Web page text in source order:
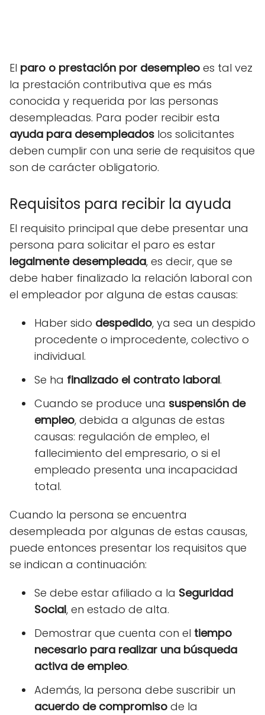
El paro o prestación por desempleo es tal vez
la prestación contributiva que es más
conocida y requerida por las personas
desempleadas. Para poder recibir esta
ayuda para desempleados los solicitantes
deben cumplir con una serie de requisitos que
son de carácter obligatorio.
Requisitos para recibir la ayuda
El requisito principal que debe presentar una
persona para solicitar el paro es estar
legalmente desempleada, es decir, que se
debe haber finalizado la relación laboral con
el empleador por alguna de estas causas:
Haber sido despedido, ya sea un despido
procedente o improcedente, colectivo o
individual.
Se ha finalizado el contrato laboral.
Cuando se produce una suspensión de
empleo, debida a algunas de estas
causas: regulación de empleo, el
fallecimiento del empresario, o si el
empleado presenta una incapacidad
total.
Cuando la persona se encuentra
desempleada por algunas de estas causas,
puede entonces presentar los requisitos que
se indican a continuación:
Se debe estar afiliado a la Seguridad
Social, en estado de alta.
Demostrar que cuenta con el tiempo
necesario para realizar una búsqueda
activa de empleo.
Además, la persona debe suscribir un
acuerdo de compromiso de la